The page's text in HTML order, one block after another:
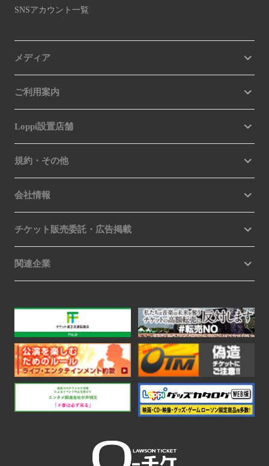
SNSアカウント一覧
メディア
ご利用案内
Loppi設置店舗
規約・その他
会社情報
チケット販売委託・広告掲載
関連企業